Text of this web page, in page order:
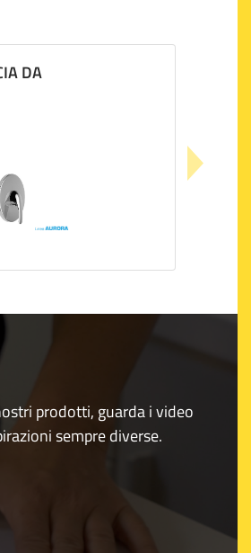
DA
prodotti, guarda i video
sempre diverse.